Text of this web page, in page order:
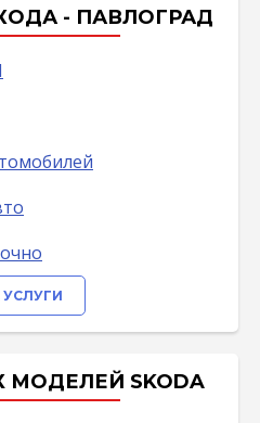
- ПАВЛОГРАД
УСЛУГИ
SKODA